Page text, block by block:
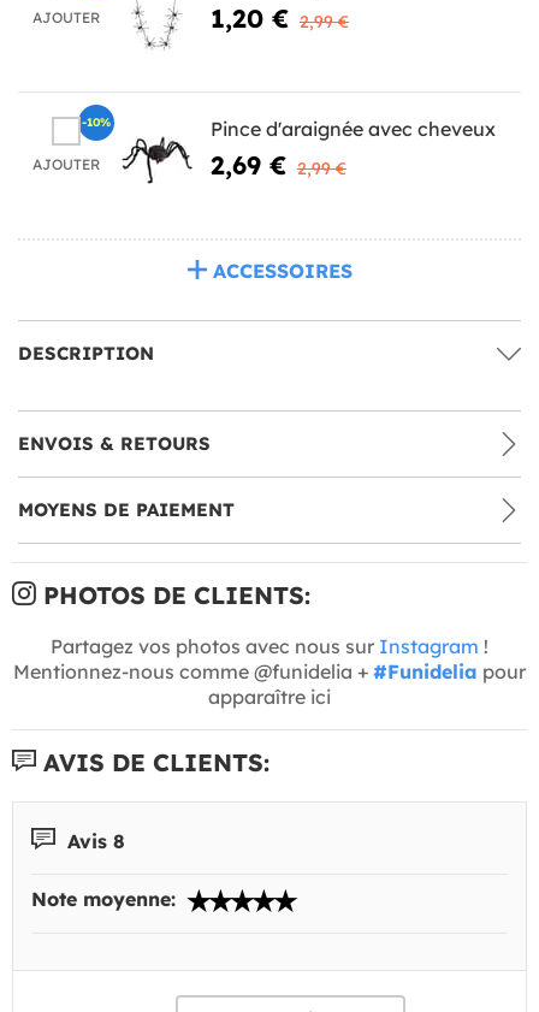
AJOUTER 1,20 € 2,99 €
AJOUTER
Pince d'araignée avec cheveux
2,69 € 2,99 €
-10%
ACCESSOIRES
DESCRIPTION
ENVOIS & RETOURS
MOYENS DE PAIEMENT
PHOTOS DE CLIENTS:
Partagez vos photos avec nous sur Instagram !
Mentionnez-nous comme @funidelia + #Funidelia pour
apparaître ici
AVIS DE CLIENTS:
Avis 8
Note moyenne: